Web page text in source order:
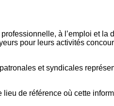
à l’emploi et la
pour leurs activités
et syndicales
de référence où cette